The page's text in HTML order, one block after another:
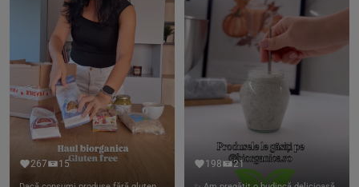
267 15 198 21